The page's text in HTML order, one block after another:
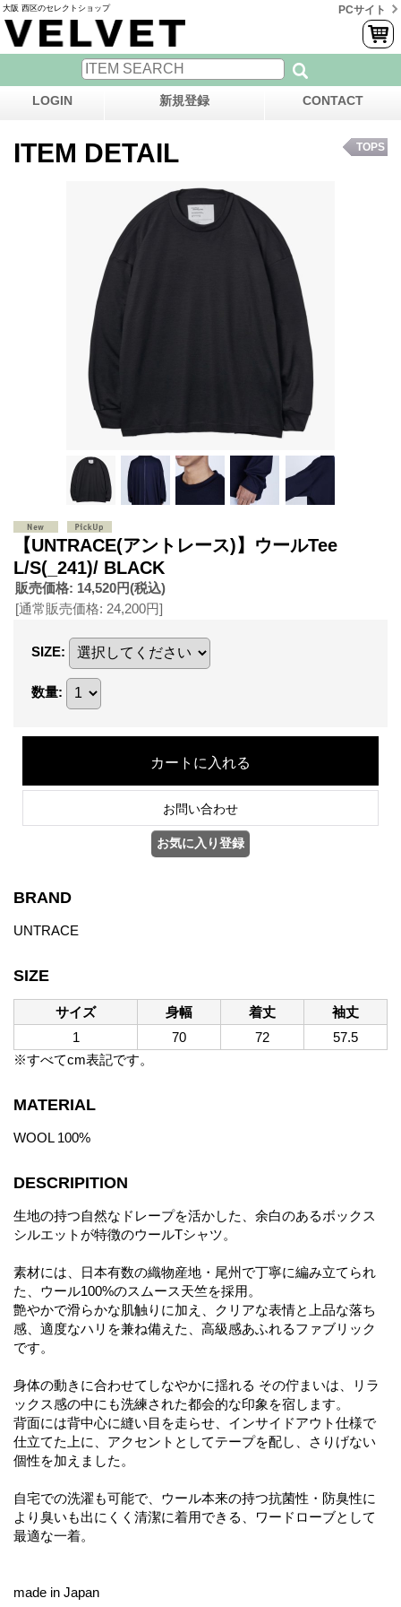
大阪 西区のセレクトショップ PCサイト
LOGIN 新規登録 CONTACT
ITEM DETAIL TOPS
【UNTRACE(アントレース)】ウールTee
L/S(_241)/ BLACK
販売価格: 14,520円(税込)
[通常販売価格: 24,200円]
SIZE:
数量:
BRAND
UNTRACE
SIZE
サイズ 身幅 着丈
袖丈
1
70 72
57.5
※すべてcm表記です。
MATERIAL
WOOL 100%
DESCRIPITION
生地の持つ自然なドレープを活かした、余白のあるボックス
シルエットが特徴のウールTシャツ。
素材には、日本有数の織物産地・尾州で丁寧に編み立てられ
た、ウール100%のスムース天竺を採用。
艶やかで滑らかな肌触りに加え、クリアな表情と上品な落ち
感、適度なハリを兼ね備えた、高級感あふれるファブリック
です。
身体の動きに合わせてしなやかに揺れる その佇まいは、リラ
ックス感の中にも洗練された都会的な印象を宿します。
背面には背中心に縫い目を走らせ、インサイドアウト仕様で
仕立てた上に、アクセントとしてテープを配し、さりげない
個性を加えました。
自宅での洗濯も可能で、ウール本来の持つ抗菌性・防臭性に
より臭いも出にくく清潔に着用できる、ワードローブとして
最適な一着。
made in Japan